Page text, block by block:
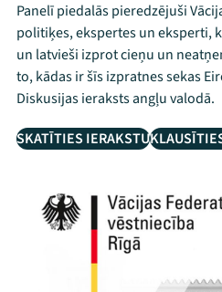
Panelī piedalās pieredzējuši
politiķes, ekspertes un eksperti,
un latvieši izprot cieņu un
to, kādas ir šīs izpratnes sekas
Diskusijas ieraksts angļu valodā.
SKATĪTIES IERAKSTU